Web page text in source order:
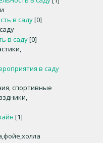
в саду[0]
в саду[0]
в саду
спортивные
[1]